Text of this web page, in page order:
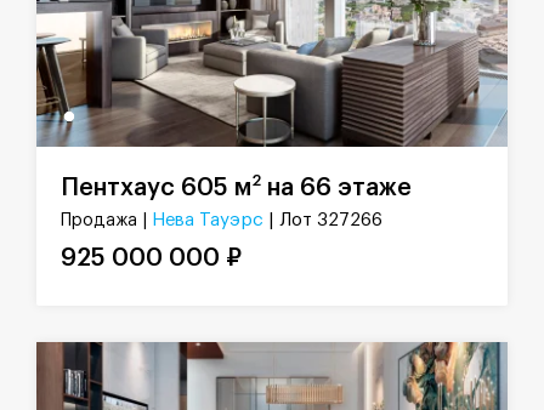
Пентхаус 605 м2 на 66 этаже
Продажа | Нева Тауэрс | Лот 327266
925 000 000 ₽